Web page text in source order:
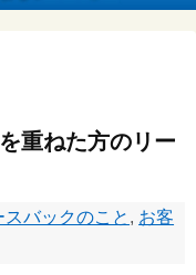
重ねた方のリー
スバックのこと , お客